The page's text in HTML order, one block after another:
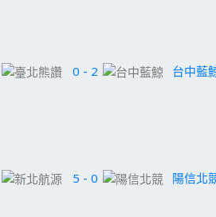
0 - 2 台中藍
5 - 0 陽信北